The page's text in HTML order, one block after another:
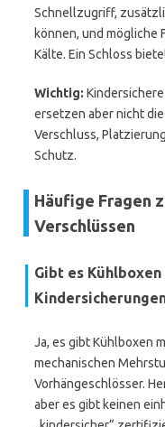
Schnellzugriff,
können, und mögliche
Kälte. Ein Schloss
Wichtig:
ersetzen aber nicht
Verschluss,
Schutz.
Häufige Fragen
Verschlüssen
Gibt es
Ja, es gibt Kühlboxen
mechanischen
Vorhängeschlösser.
aber es gibt keinen